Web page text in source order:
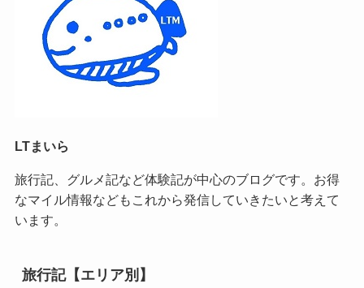
LTまいら
旅行記、グルメ記など体験記が中心のブログです。お得
なマイル情報などもこれから発信していきたいと考えて
います。
旅行記【エリア別】